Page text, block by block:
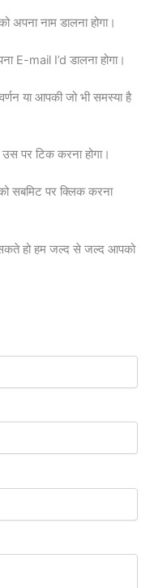
नाम डालना होगा।
mail I’d डालना होगा।
या आपकी जो भी समस्या है
पर टिक करना होगा।
सबमिट पर क्लिक करना
हो हम जल्द से जल्द आपको